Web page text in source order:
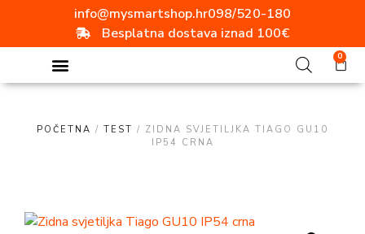
info@mysmartshop.hr098/520-180
Besplatna dostava iznad 100€
0
POČETNA / TEST / ZIDNA SVJETILJKA TIAGO GU10
IP54 CRNA